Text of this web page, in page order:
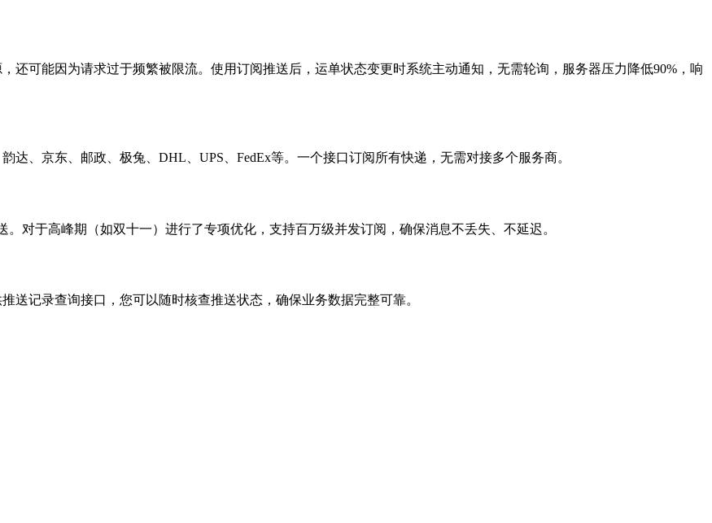
还可能因为请求过于频繁被限流。使用订阅推送后，运单状态变更时系统主动通知，无需轮询，服务器压力降低90%，响
、京东、邮政、极兔、DHL、UPS、FedEx等。一个接口订阅所有快递，无需对接多个服务商。
对于高峰期（如双十一）进行了专项优化，支持百万级并发订阅，确保消息不丢失、不延迟。
送记录查询接口，您可以随时核查推送状态，确保业务数据完整可靠。